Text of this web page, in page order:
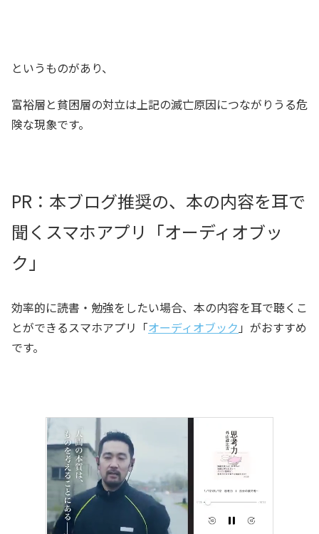
というものがあり、
富裕層と貧困層の対立は上記の滅亡原因につながりうる危
険な現象です。
PR：本ブログ推奨の、本の内容を耳で
聞くスマホアプリ「オーディオブッ
ク」
効率的に読書・勉強をしたい場合、本の内容を耳で聴くこ
とができるスマホアプリ「オーディオブック 」がおすすめ
です。